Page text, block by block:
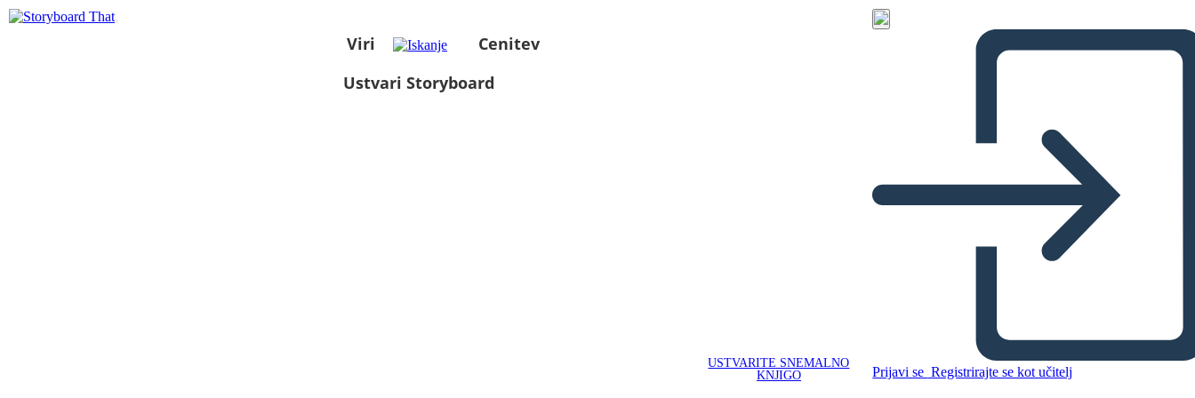
Viri
Cenitev
Ustvari Storyboard
USTVARITE SNEMALNO
KNJIGO
Prijavi se Registrirajte se kot učitelj